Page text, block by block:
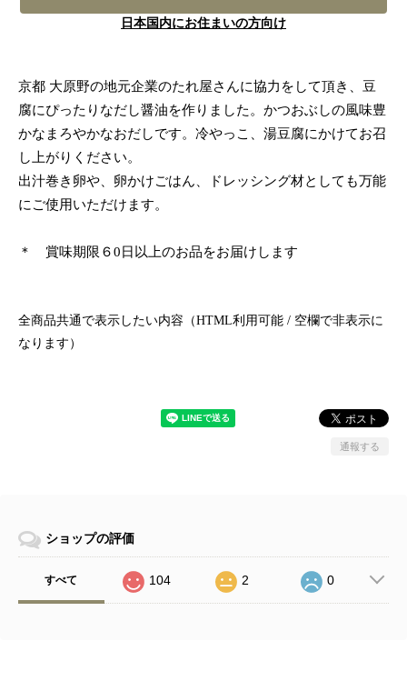
日本国内にお住まいの方向け
京都 大原野の地元企業のたれ屋さんに協力をして頂き、豆
腐にぴったりなだし醤油を作りました。かつおぶしの風味豊
かなまろやかなおだしです。冷やっこ、湯豆腐にかけてお召
し上がりください。
出汁巻き卵や、卵かけごはん、ドレッシング材としても万能
にご使用いただけます。
＊ 賞味期限６0日以上のお品をお届けします
全商品共通で表示したい内容（HTML利用可能 / 空欄で非表示に
なります）
通報する
ショップの評価
すべて 104 2 0